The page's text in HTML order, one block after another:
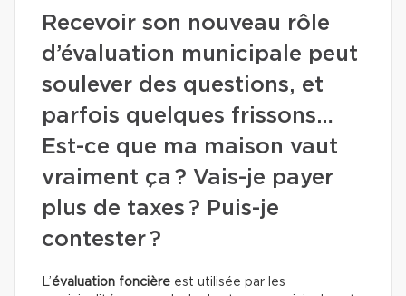
Recevoir son nouveau rôle
d’évaluation municipale peut
soulever des questions, et
parfois quelques frissons…
Est-ce que ma maison vaut
vraiment ça ? Vais-je payer
plus de taxes ? Puis-je
contester ?
L’évaluation foncière est utilisée par les